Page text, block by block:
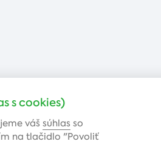
s cookies)
váš súhlas so
na tlačidlo "Povoliť